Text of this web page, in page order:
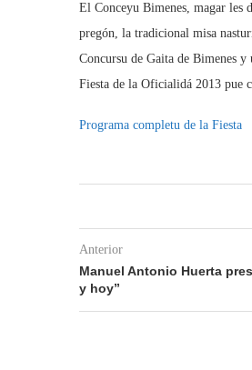
El Conceyu Bimenes, magar les
pregón, la tradicional misa
Concursu de Gaita de Bimenes
Fiesta de la Oficialidá 2013 pue
Programa completu de la Fiesta
Anterior
Manuel Antonio Huerta
y hoy”